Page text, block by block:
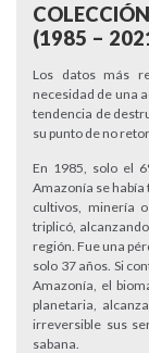
(1985 –
Los datos más
necesidad de una
tendencia de
su punto de no
En 1985, solo el
Amazonía se
cultivos, minería
triplicó,
región. Fue una
solo 37 años. Si
Amazonía, el
planetaria,
irreversible sus
sabana.